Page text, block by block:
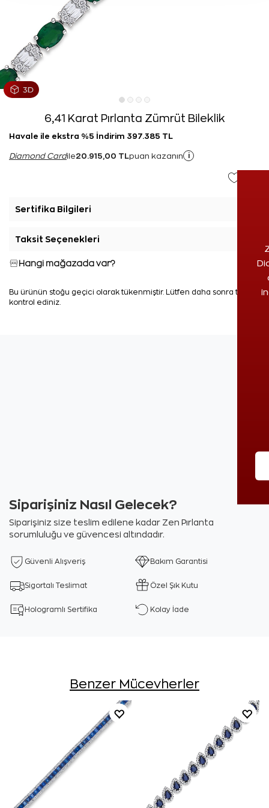
6,41 Karat Pırlanta Zümrüt Bileklik
Havale ile ekstra %5 İndirim 397.385 TL
Diamond Cardile20.915,00 TL puan kazanın i
Sertifika Bilgileri
Taksit Seçenekleri
Hangi mağazada var?
Bu ürünün stoğu geçici olarak tükenmiştir. Lütfen daha sonra tekrar
kontrol ediniz.
Siparişiniz Nasıl Gelecek?
Siparişiniz size teslim edilene kadar Zen Pırlanta
sorumluluğu ve güvencesi altındadır.
Güvenli Alışveriş Bakım Garantisi
Sigortalı Teslimat Özel Şık Kutu
Hologramlı Sertifika Kolay İade
Benzer Mücevherler